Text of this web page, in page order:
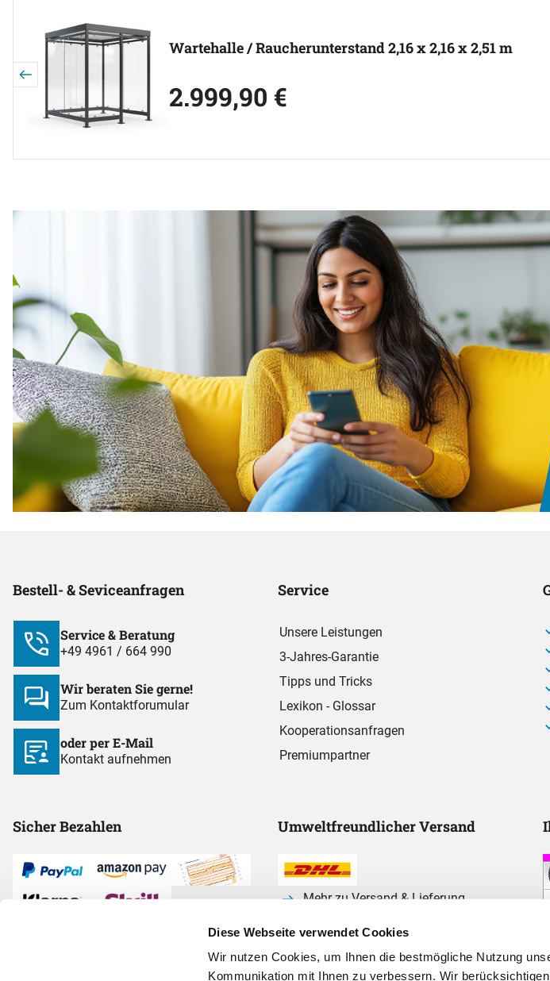
Diese Webseite verwendet Cookies
Wir nutzen Cookies, um Ihnen die bestmögliche Nutzung
Kommunikation mit Ihnen zu verbessern. Wir
Wartehalle / Raucherunterstand 2,16 x 2,16 x 2,51 m
jetzt:
2.999,90 €
Bestell- & Seviceanfragen
Service & Beratung
+49 4961 / 664 990
Wir beraten Sie gerne!
Zum Kontaktforumular
oder per E-Mail
Kontakt aufnehmen
Service
Unsere Leistungen
3-Jahres-Garantie
Tipps und Tricks
Lexikon - Glossar
Kooperationsanfragen
Premiumpartner
Sicher Bezahlen Umweltfreundlicher Versand
Mehr zu Versand & Lieferung